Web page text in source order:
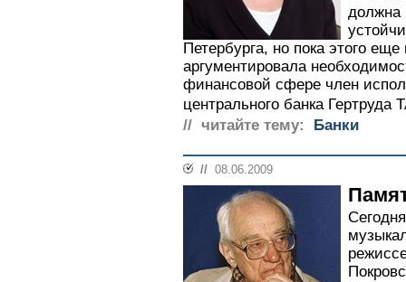
должна
Петербурга, но пока этого еще
аргументировала
финансовой сфере член
центрального банка
// читайте тему:
Банки
// 08.06.2009